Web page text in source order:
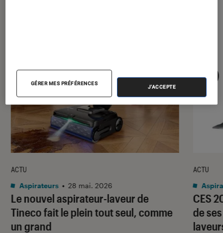
Le nouvel aspirateur-laveur de
Tineco fait le plein tout seul, comme
un grand
ACTU
Aspirateurs • 28 mai. 2026
CES
de
ACTU
GÉRER MES PRÉFÉRENCES
J'ACCEPTE